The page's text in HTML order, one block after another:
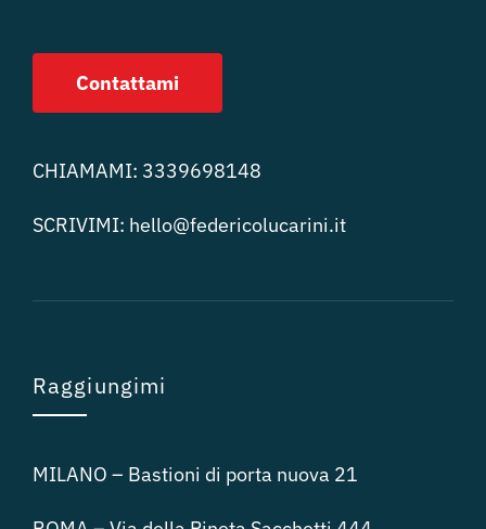
Contattami
CHIAMAMI: 3339698148
SCRIVIMI: hello@federicolucarini.it
Raggiungimi
MILANO – Bastioni di porta nuova 21